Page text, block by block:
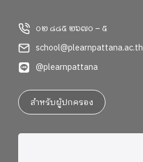
๐๒ ๘๘๕ ๒๖๗๐ – ๕
school@plearnpattana.ac.th
@plearnpattana
สำหรับผู้ปกครอง